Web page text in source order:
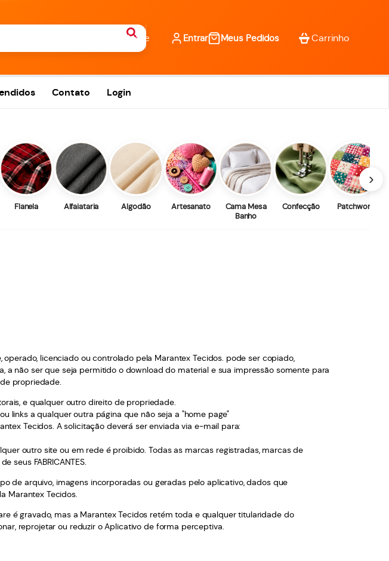
Entrar Meus Pedidos
Contato Login
Flanela Alfaiataria Algodão Artesanato
Cama Mesa
Banho
Confecção Patchwork
›
licenciado ou controlado pela Marantex Tecidos. pode ser copiado,
a não ser que seja permitido o download do material e sua impressão somente para
propriedade.
e qualquer outro direito de propriedade.
links a qualquer outra página que não seja a "home page"
Tecidos. A solicitação deverá ser enviada via e-mail para:
outro site ou em rede é proibido. Todas as marcas registradas, marcas de
seus FABRICANTES.
de arquivo, imagens incorporadas ou geradas pelo aplicativo, dados que
Marantex Tecidos.
é gravado, mas a Marantex Tecidos retém toda e qualquer titularidade do
reprojetar ou reduzir o Aplicativo de forma perceptiva.